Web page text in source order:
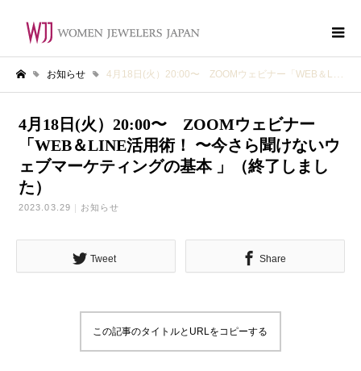
お知らせ 4月18日(火）20:00〜 ZOOMウェビナー「WEB＆LINE活用術！ 〜今さら聞けないウェブマーケティングの基本 」（終了しました）
4月18日(火）20:00〜 ZOOMウェビナー
「WEB＆LINE活用術！ 〜今さら聞けないウ
ェブマーケティングの基本 」（終了しまし
た）
2023.03.29 お知らせ
Tweet Share
この記事のタイトルとURLをコピーする